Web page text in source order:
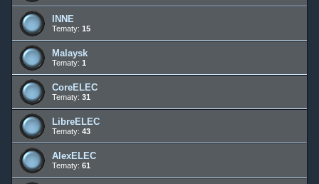
INNE
Tematy: 15
Malaysk
Tematy: 1
CoreELEC
Tematy: 31
LibreELEC
Tematy: 43
AlexELEC
Tematy: 61